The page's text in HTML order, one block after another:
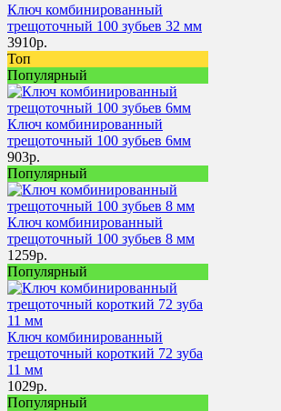
Ключ комбинированный
трещоточный 100 зубьев 32 мм
3910р.
Топ
Популярный
Ключ комбинированный
трещоточный 100 зубьев 6мм
903р.
Популярный
Ключ комбинированный
трещоточный 100 зубьев 8 мм
1259р.
Популярный
Ключ комбинированный
трещоточный короткий 72 зуба
11 мм
1029р.
Популярный